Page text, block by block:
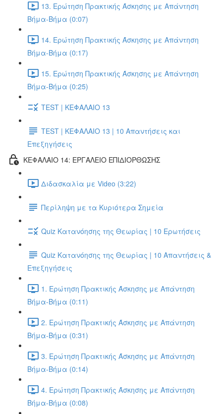
13. Ερώτηση Πρακτικής Άσκησης με Απάντηση
Βήμα-Βήμα (0:07)
14. Ερώτηση Πρακτικής Άσκησης με Απάντηση
Βήμα-Βήμα (0:17)
15. Ερώτηση Πρακτικής Άσκησης με Απάντηση
Βήμα-Βήμα (0:25)
TEST | ΚΕΦΑΛΑΙΟ 13
TEST | ΚΕΦΑΛΑΙΟ 13 | 10 Απαντήσεις και
Επεξηγήσεις
ΚΕΦΑΛΑΙΟ 14: ΕΡΓΑΛΕΙΟ ΕΠΙΔΙΟΡΘΩΣΗΣ
Διδασκαλία με Video (3:22)
Περίληψη με τα Κυριότερα Σημεία
Quiz Κατανόησης της Θεωρίας | 10 Ερωτήσεις
Quiz Κατανόησης της Θεωρίας | 10 Απαντήσεις &
Επεξηγήσεις
1. Ερώτηση Πρακτικής Άσκησης με Απάντηση
Βήμα-Βήμα (0:11)
2. Ερώτηση Πρακτικής Άσκησης με Απάντηση
Βήμα-Βήμα (0:31)
3. Ερώτηση Πρακτικής Άσκησης με Απάντηση
Βήμα-Βήμα (0:14)
4. Ερώτηση Πρακτικής Άσκησης με Απάντηση
Βήμα-Βήμα (0:08)